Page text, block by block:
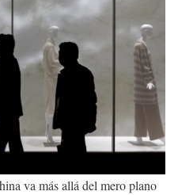
va más allá del mero plano